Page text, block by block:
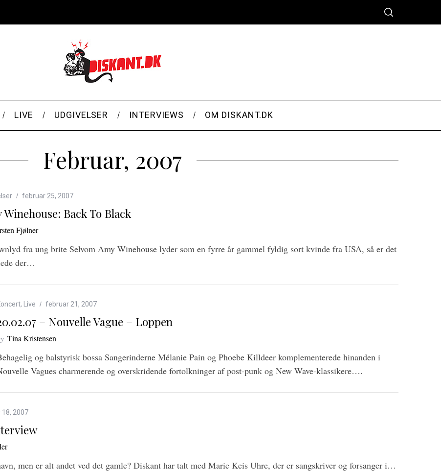
LIVE UDGIVELSER INTERVIEWS OM DISKANT.DK
Februar, 2007
februar 25, 2007
Winehouse: Back To Black
Fjølner
fra ung brite Selvom Amy Winehouse lyder som en fyrre år gammel fyldig sort kvinde fra USA, så er det
der…
, Live februar 21, 2007
– Nouvelle Vague – Loppen
Tina Kristensen
og balstyrisk bossa Sangerinderne Mélanie Pain og Phoebe Killdeer komplementerede hinanden i
Vagues charmerende og overskridende fortolkninger af post-punk og New Wave-klassikere….
2007
men er alt andet ved det gamle? Diskant har talt med Marie Keis Uhre, der er sangskriver og forsanger i…